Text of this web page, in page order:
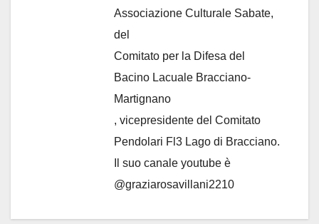
Associazione Culturale Sabate,
del
Comitato per la Difesa del
Bacino Lacuale Bracciano-
Martignano
, vicepresidente del Comitato
Pendolari Fl3 Lago di Bracciano.
Il suo canale youtube è
@graziarosavillani2210